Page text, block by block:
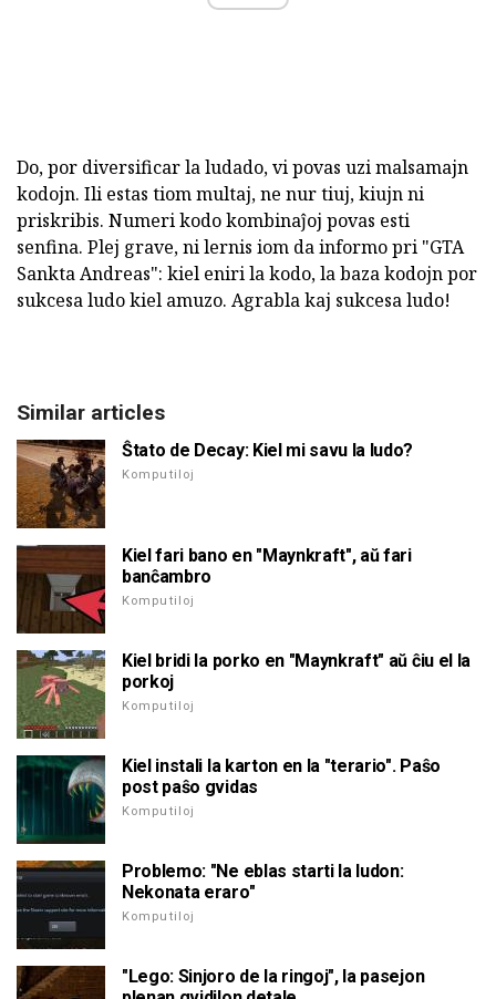
Do, por diversificar la ludado, vi povas uzi malsamajn
kodojn. Ili estas tiom multaj, ne nur tiuj, kiujn ni
priskribis. Numeri kodo kombinaĵoj povas esti
senfina. Plej grave, ni lernis iom da informo pri "GTA
Sankta Andreas": kiel eniri la kodo, la baza kodojn por
sukcesa ludo kiel amuzo. Agrabla kaj sukcesa ludo!
Similar articles
Ŝtato de Decay: Kiel mi savu la ludo?
Komputiloj
Kiel fari bano en "Maynkraft", aŭ fari
banĉambro
Komputiloj
Kiel bridi la porko en "Maynkraft" aŭ ĉiu el la
porkoj
Komputiloj
Kiel instali la karton en la "terario". Paŝo
post paŝo gvidas
Komputiloj
Problemo: "Ne eblas starti la ludon:
Nekonata eraro"
Komputiloj
"Lego: Sinjoro de la ringoj", la pasejon